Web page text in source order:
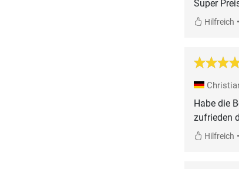
Super
Hilfreich •
Habe die
zufrieden
Hilfreich •